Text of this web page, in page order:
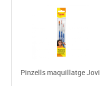
Pinzells maquillatge Jovi